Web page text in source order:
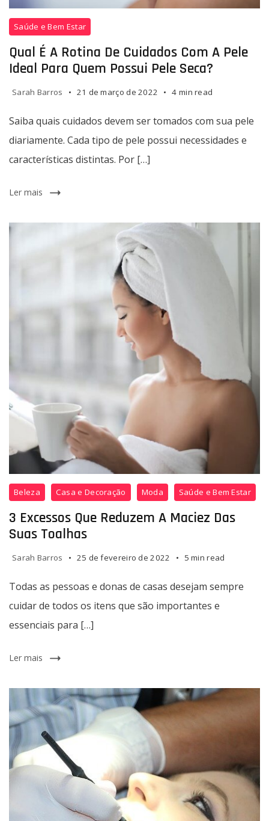
Saúde e Bem Estar
Qual É A Rotina De Cuidados Com A Pele
Ideal Para Quem Possui Pele Seca?
Sarah Barros 21 de março de 2022 4 min read
Saiba quais cuidados devem ser tomados com sua pele
diariamente. Cada tipo de pele possui necessidades e
características distintas. Por […]
Ler mais
Beleza Casa e Decoração Moda Saúde e Bem Estar
3 Excessos Que Reduzem A Maciez Das
Suas Toalhas
Sarah Barros 25 de fevereiro de 2022 5 min read
Todas as pessoas e donas de casas desejam sempre
cuidar de todos os itens que são importantes e
essenciais para […]
Ler mais